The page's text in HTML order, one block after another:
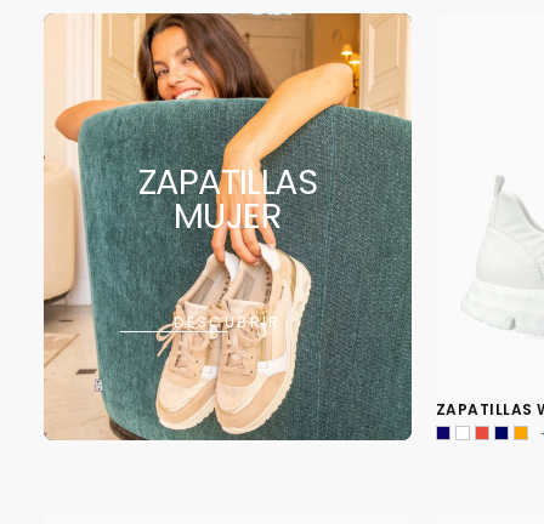
ZAPATILLAS
MUJER
DESCUBRIR
ZAPATILLAS